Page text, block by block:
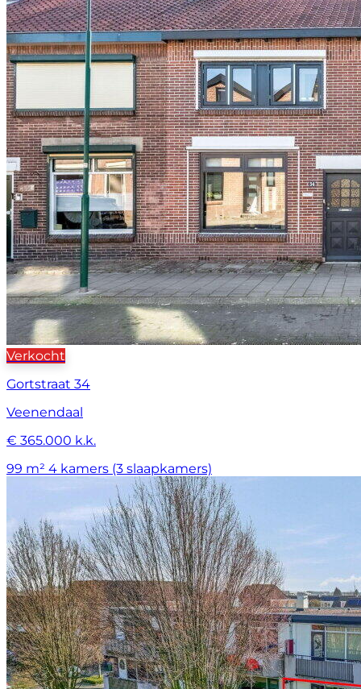
Verkocht
Gortstraat 34
Veenendaal
€ 365.000 k.k.
99 m² 4 kamers (3 slaapkamers)